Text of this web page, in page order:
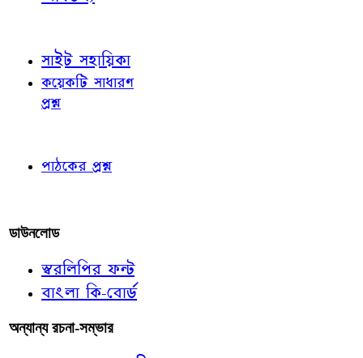
সাইট সহায়িকা
কয়েকটি সাধারণ
প্রশ্ন
পাঠকের প্রশ্ন
ডাউনলোড
স্বরলিপির ফন্ট
বাংলা কি-বোর্ড
অন্যান্য রচনা-সম্ভার